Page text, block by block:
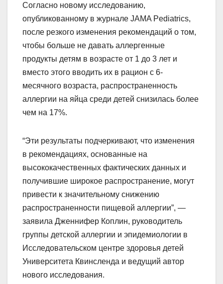
Согласно новому исследованию,
опубликованному в журнале JAMA Pediatrics,
после резкого изменения рекомендаций о том,
чтобы больше не давать аллергенные
продукты детям в возрасте от 1 до 3 лет и
вместо этого вводить их в рацион с 6-
месячного возраста, распространенность
аллергии на яйца среди детей снизилась более
чем на 17%.
“Эти результаты подчеркивают, что изменения
в рекомендациях, основанные на
высококачественных фактических данных и
получившие широкое распространение, могут
привести к значительному снижению
распространенности пищевой аллергии”, —
заявила Дженнифер Коплин, руководитель
группы детской аллергии и эпидемиологии в
Исследовательском центре здоровья детей
Университета Квинсленда и ведущий автор
нового исследования.